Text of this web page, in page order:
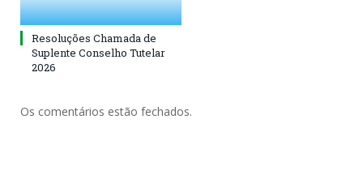
Resoluções Chamada de
Suplente Conselho Tutelar
2026
Os comentários estão fechados.